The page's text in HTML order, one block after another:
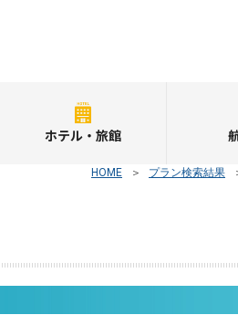
ホテル・旅館
HOME ＞ プラン検索結果